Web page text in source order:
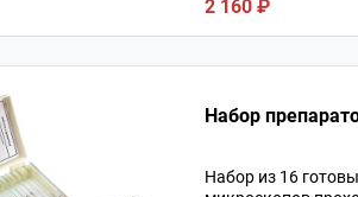
2 160 ₽
Набор
Набор из 16